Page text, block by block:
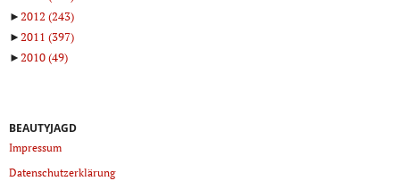
►2012 (243)
►2011 (397)
►2010(49)
BEAUTYJAGD
Impressum
Datenschutzerklärung